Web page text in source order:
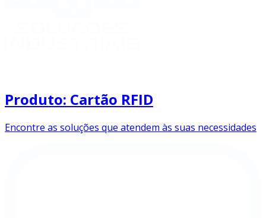
Produto: Cartão RFID
Encontre as soluções que atendem às suas necessidades